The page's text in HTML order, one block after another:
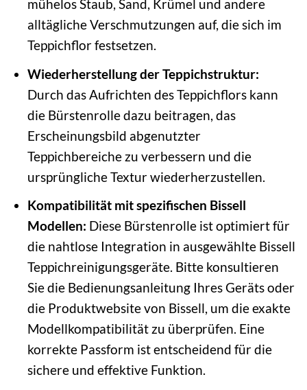
mühelos Staub, Sand, Krümel und andere
alltägliche Verschmutzungen auf, die sich im
Teppichflor festsetzen.
Wiederherstellung der Teppichstruktur:
Durch das Aufrichten des Teppichflors kann
die Bürstenrolle dazu beitragen, das
Erscheinungsbild abgenutzter
Teppichbereiche zu verbessern und die
ursprüngliche Textur wiederherzustellen.
Kompatibilität mit spezifischen Bissell
Modellen: Diese Bürstenrolle ist optimiert für
die nahtlose Integration in ausgewählte Bissell
Teppichreinigungsgeräte. Bitte konsultieren
Sie die Bedienungsanleitung Ihres Geräts oder
die Produktwebsite von Bissell, um die exakte
Modellkompatibilität zu überprüfen. Eine
korrekte Passform ist entscheidend für die
sichere und effektive Funktion.